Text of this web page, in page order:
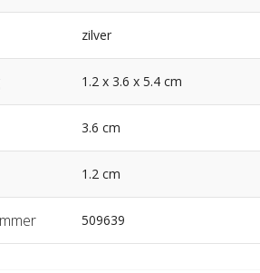
zilver
1.2 x 3.6 x 5.4 cm
3.6 cm
1.2 cm
509639